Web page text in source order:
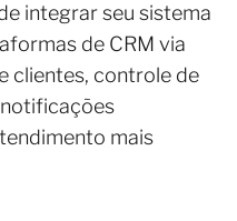
integrar seu sistema
de CRM via
clientes, controle de
mais